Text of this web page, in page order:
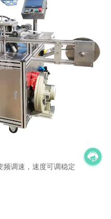
频调速，速度可调稳定